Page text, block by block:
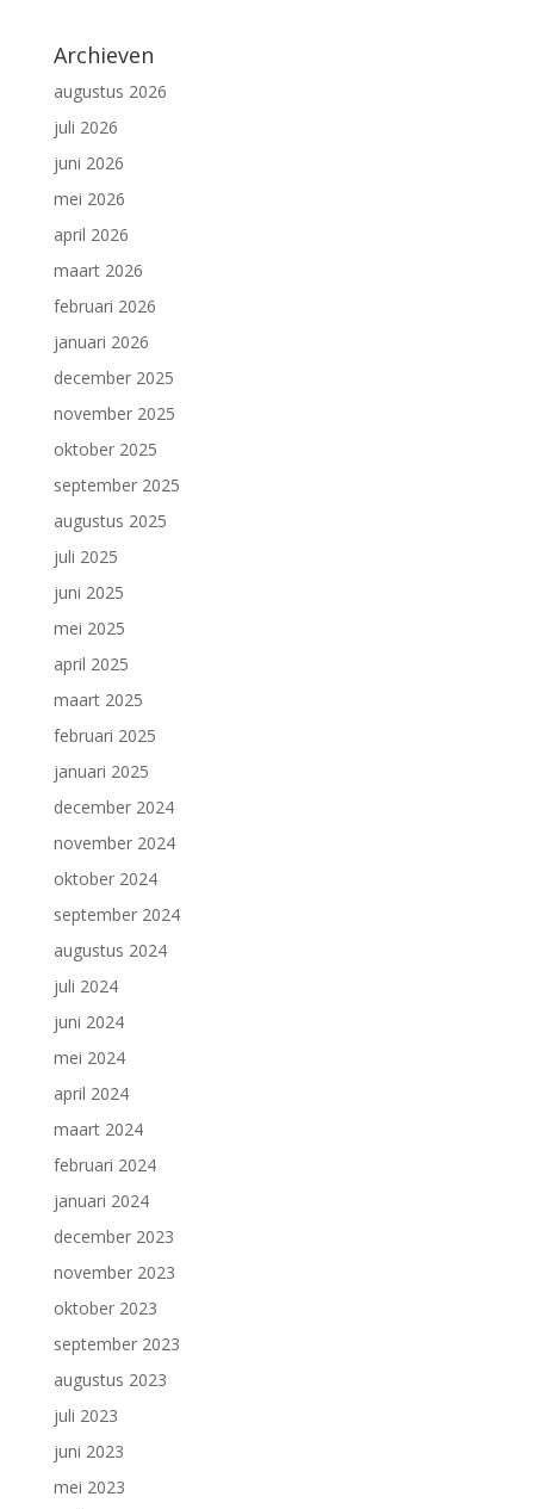
Archieven
augustus 2026
juli 2026
juni 2026
mei 2026
april 2026
maart 2026
februari 2026
januari 2026
december 2025
november 2025
oktober 2025
september 2025
augustus 2025
juli 2025
juni 2025
mei 2025
april 2025
maart 2025
februari 2025
januari 2025
december 2024
november 2024
oktober 2024
september 2024
augustus 2024
juli 2024
juni 2024
mei 2024
april 2024
maart 2024
februari 2024
januari 2024
december 2023
november 2023
oktober 2023
september 2023
augustus 2023
juli 2023
juni 2023
mei 2023